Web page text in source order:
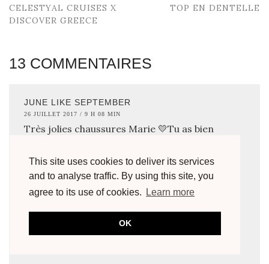
This site uses cookies to deliver its services
and to analyse traffic. By using this site, you
agree to its use of cookies.
Learn more
OK
CELESTYAL CRUISES X
DISCOVER GREECE
TOP EN DENTELLE
13 COMMENTAIRES
JUNE LIKE SEPTEMBER
26 JUILLET 2017 / 9 H 08 MIN
Très jolies chaussures Marie 💛Tu as bien
aussi à ta place haha
Et tes photos donnent envie d’aller en Grèce
Bisous